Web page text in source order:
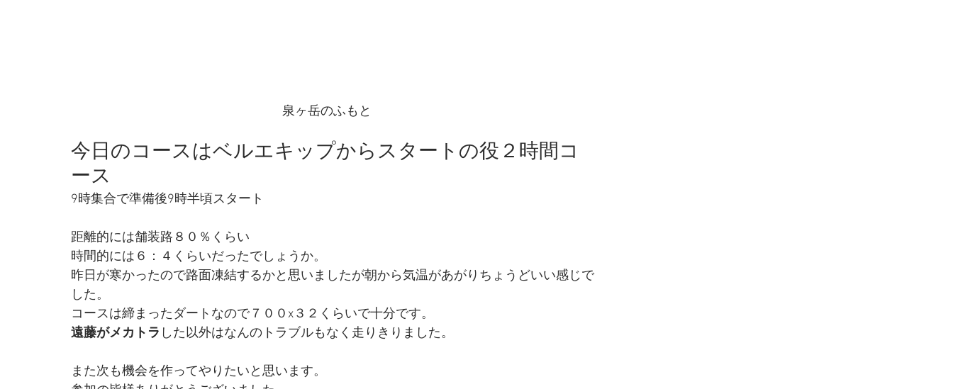
泉ヶ岳のふもと
今日のコースはベルエキップからスタートの役２時間コ
ース
9時集合で準備後9時半頃スタート
距離的には舗装路８０％くらい
時間的には６：４くらいだったでしょうか。
昨日が寒かったので路面凍結するかと思いましたが朝から気温があがりちょうどいい感じで
した。
コースは締まったダートなので７００x３２くらいで十分です。
遠藤がメカトラ した以外はなんのトラブルもなく走りきりました。
また次も機会を作ってやりたいと思います。